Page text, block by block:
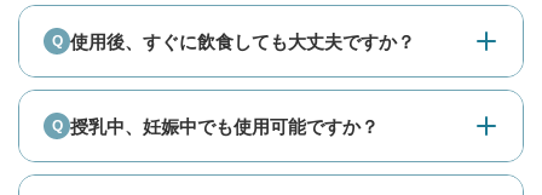
使用後、すぐに飲食しても大丈夫ですか？
授乳中、妊娠中でも使用可能ですか？